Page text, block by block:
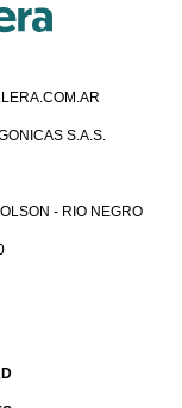
S.A.S.
- RIO NEGRO